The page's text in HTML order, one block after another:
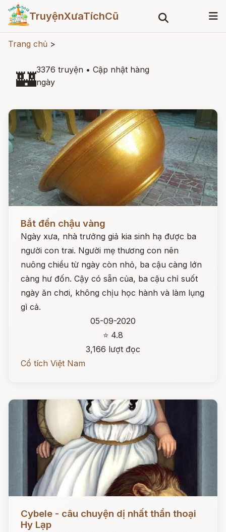
TruyệnXưaTíchCũ
Trang chủ >
🏰3376 truyện • Cập nhật hàng
ngày
Đọc ngay
Bắt đền chậu vàng
Ngày xưa, nhà trưởng giả kia sinh hạ được ba
người con trai. Người mẹ thương con nên
nuông chiều từ ngày còn nhỏ, ba cậu càng lớn
càng hư đốn. Cậy có sẵn của, ba cậu chỉ suốt
ngày ăn chơi, không chịu học hành và làm lụng
gì cả.
05-09-2020
⭐ 4.8
3,166 lượt đọc
Cổ tích Việt Nam
Cybele - câu chuyện dị nhất thần thoại
Hy Lạp